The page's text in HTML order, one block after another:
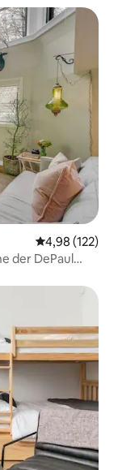
4,98 (122)
der DePaul